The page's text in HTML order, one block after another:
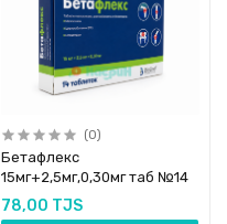
(0)
Бетафлекс
15мг+2,5мг,0,30мг таб №14
78,00 TJS